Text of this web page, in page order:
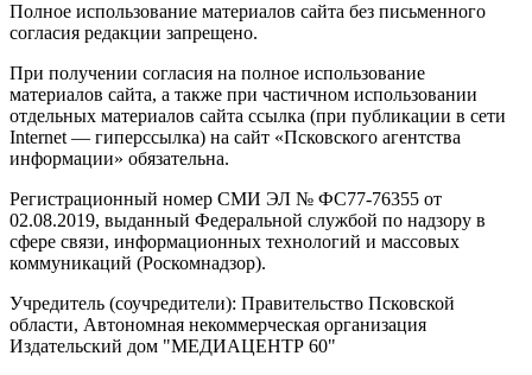
Полное использование материалов сайта без письменного
согласия редакции запрещено.
При получении согласия на полное использование
материалов сайта, а также при частичном использовании
отдельных материалов сайта ссылка (при публикации в сети
Internet — гиперссылка) на сайт «Псковского агентства
информации» обязательна.
Регистрационный номер СМИ ЭЛ № ФС77-76355 от
02.08.2019, выданный Федеральной службой по надзору в
сфере связи, информационных технологий и массовых
коммуникаций (Роскомнадзор).
Учредитель (соучредители): Правительство Псковской
области, Автономная некоммерческая организация
Издательский дом "МЕДИАЦЕНТР 60"